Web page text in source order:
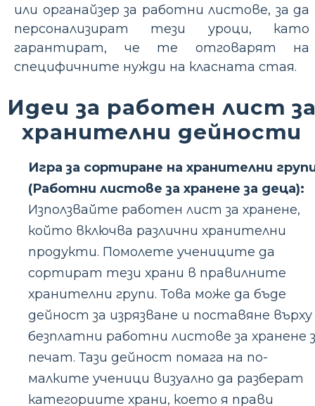
или органайзер за работни листове, за да
персонализират тези уроци, като
гарантират, че те отговарят на
специфичните нужди на класната стая.
Идеи за работен лист
хранителни дейности
Игра за сортиране на хранителни
(Работни листове за хранене за деца):
Използвайте работен лист за хранене,
който включва различни хранителни
продукти. Помолете учениците да
сортират тези храни в правилните
хранителни групи. Това може да бъде
дейност за изрязване и поставяне върху
безплатни работни листове за хранене
печат. Тази дейност помага на по-
малките ученици визуално да разберат
категориите храни, което я прави